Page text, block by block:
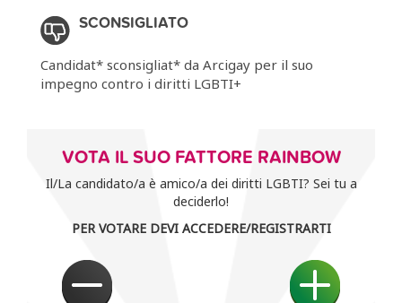
SCONSIGLIATO
Candidat* sconsigliat* da Arcigay per il suo
impegno contro i diritti LGBTI+
VOTA IL SUO FATTORE RAINBOW
Il/La candidato/a è amico/a dei diritti LGBTI? Sei tu a
deciderlo!
PER VOTARE DEVI ACCEDERE/REGISTRARTI